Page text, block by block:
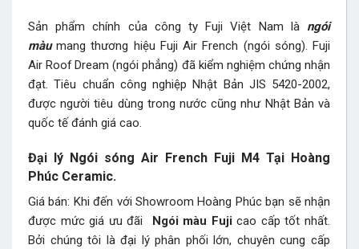
Sản phẩm chính của công ty Fuji Việt Nam là ngói
màumang thương hiệu Fuji Air French (ngói sóng). Fuji
Air Roof Dream (ngói phẳng) đã kiểm nghiệm chứng nhận
đạt. Tiêu chuẩn công nghiệp Nhật Bản JIS 5420-2002,
được người tiêu dùng trong nước cũng như Nhật Bản và
quốc tế đánh giá cao.
Đại lý Ngói sóng Air French Fuji M4 Tại Hoàng
Phúc Ceramic.
Giá bán: Khi đến với Showroom Hoàng Phúc bạn sẽ nhận
được mức giá ưu đãi Ngói màu Fuji cao cấp tốt nhất.
Bởi chúng tôi là đại lý phân phối lớn, chuyên cung cấp